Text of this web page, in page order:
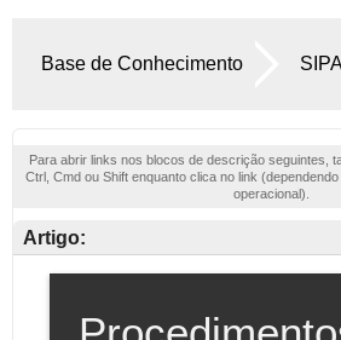
Base de Conhecimento
Para abrir links nos blocos de descrição seguintes,
Ctrl, Cmd ou Shift enquanto clica no link
operacional).
Artigo: